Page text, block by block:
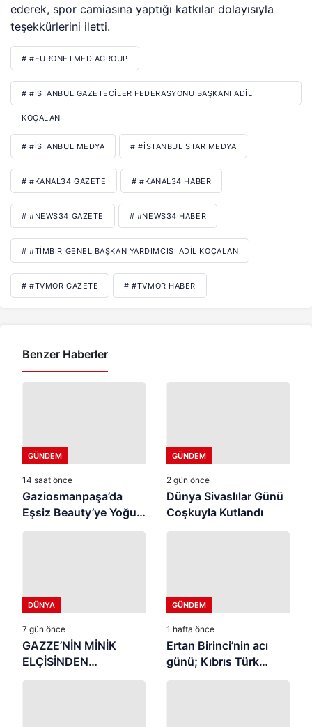
ederek, spor camiasına yaptığı katkılar dolayısıyla
teşekkürlerini iletti.
# #EURONETMEDIAGROUP
# #İSTANBUL GAZETECILER FEDERASYONU BAŞKANI ADIL
KOÇALAN
# #İSTANBUL MEDYA # #İSTANBUL STAR MEDYA
# #KANAL34 GAZETE # #KANAL34 HABER
# #NEWS34 GAZETE # #NEWS34 HABER
# #TIMBIR GENEL BAŞKAN YARDIMCISI ADIL KOÇALAN
# #TVMOR GAZETE # #TVMOR HABER
Benzer Haberler
GÜNDEM
14 saat önce
Gaziosmanpaşa’da
Eşsiz Beauty’ye Yoğun
İlgi ⭐
GÜNDEM
2 gün önce
Dünya Sivaslılar Günü
Coşkuyla Kutlandı
DÜNYA
7 gün önce
GAZZE’NİN MİNİK
ELÇİSİNDEN
İSTANBUL’DA
GÜNDEM
1 hafta önce
Ertan Birinci’nin acı
günü; Kıbrıs Türk
halkının mücahit ruhlu